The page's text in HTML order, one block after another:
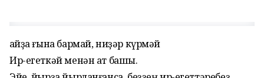
Ҡайҙа ғына бармай, ниҙәр күрмәй
Ир-егеткәй менән ат башы.